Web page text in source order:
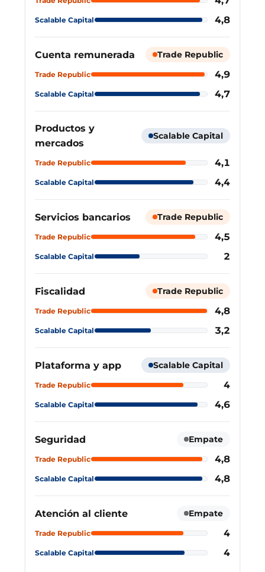
Scalable Capital 4,8
Cuenta remunerada
Scalable Capital 4,7
Trade Republic 4,9
Trade Republic
Productos y
mercados
Scalable Capital 4,4
Trade Republic 4,1
Scalable Capital
Servicios bancarios
Scalable Capital 2
Trade Republic 4,5
Trade Republic
Fiscalidad
Scalable Capital 3,2
Trade Republic 4,8
Trade Republic
Plataforma y app
Scalable Capital 4,6
Trade Republic 4
Scalable Capital
Seguridad
Scalable Capital 4,8
Trade Republic 4,8
Empate
Atención al cliente
Scalable Capital 4
Trade Republic 4
Empate